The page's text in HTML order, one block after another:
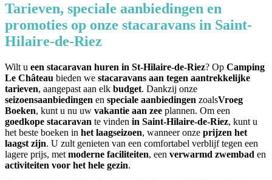
Tarieven, speciale aanbiedingen en
promoties op onze stacaravans in Saint-
Hilaire-de-Riez
Wilt u een stacaravan huren in St-Hilaire-de-Riez? Op Camping
Le Château bieden we stacaravans aan tegen aantrekkelijke
tarieven, aangepast aan elk budget. Dankzij onze
seizoensaanbiedingen en speciale aanbiedingen zoalsVroeg
Boeken, kunt u nu uw vakantie aan zee plannen. Om een
goedkope stacaravan te vinden in Saint-Hilaire-de-Riez, kunt u
het beste boeken in het laagseizoen, wanneer onze prijzen het
laagst zijn. U zult genieten van een comfortabel verblijf tegen een
lagere prijs, met moderne faciliteiten, een verwarmd zwembad en
activiteiten voor het hele gezin.